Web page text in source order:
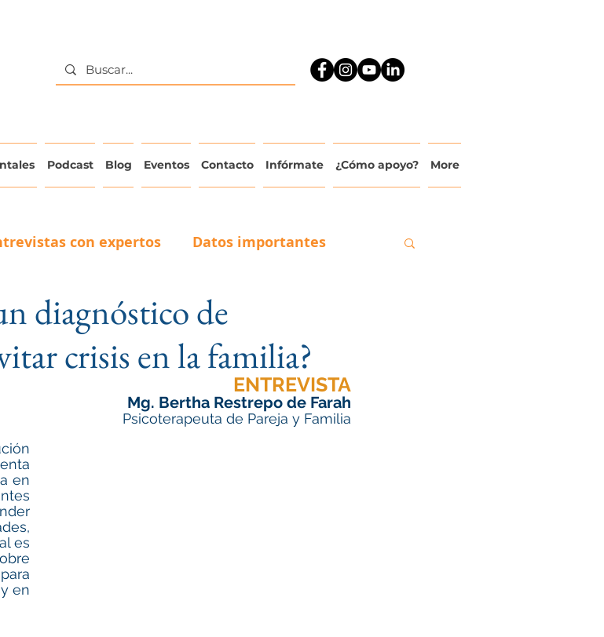
Podcast Blog Eventos Contacto Infórmate ¿Cómo apoyo? More
con expertos Datos importantes
mayor Testimonios de Cuidado
diagnóstico de
crisis en la familia?
ENTREVISTA
Mg. Bertha Restrepo de Farah
          Psicoterapeuta de Pareja y Familia
en
es
en